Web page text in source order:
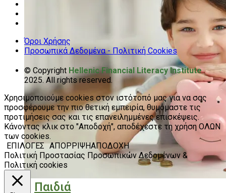
Παιδιά
Όροι Χρήσης
Προσωπικά Δεδομένα - Πολιτική Cookies
© Copyright Hellenic Financial Literacy Institute
2025. All rights reserved.
Χρησιμοποιούμε cookies στον ιστότοπό μας για να σας
προσφέρουμε την πιο θετική εμπειρία, θυμόμαστε τις
προτιμήσεις σας και τις επανειλημμένες επισκέψεις.
Κάνοντας κλικ στο "Αποδοχή", αποδέχεστε τη χρήση ΟΛΩΝ
των cookies.
ΕΠΙΛΟΓΕΣ ΑΠΟΡΡΙΨΗΑΠΟΔΟΧΗ
Πολιτική Προστασίας Προσωπικών Δεδομένων &
Πολιτική cookies